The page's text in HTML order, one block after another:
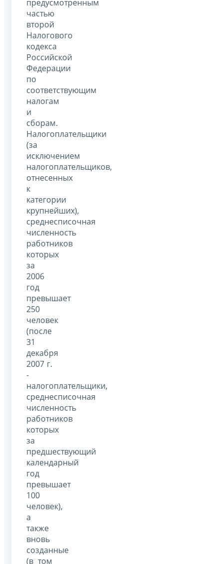
предусмотренным
частью
второй
Налогового
кодекса
Российской
Федерации
по
соответствующим
налогам
и
сборам.
Налогоплательщики
(за
исключением
налогоплательщиков,
отнесенных
к
категории
крупнейших),
среднесписочная
численность
работников
которых
за
2006
год
превышает
250
человек
(после
31
декабря
2007 г.
-
налогоплательщики,
среднесписочная
численность
работников
которых
за
предшествующий
календарный
год
превышает
100
человек),
а
также
вновь
созданные
(в том